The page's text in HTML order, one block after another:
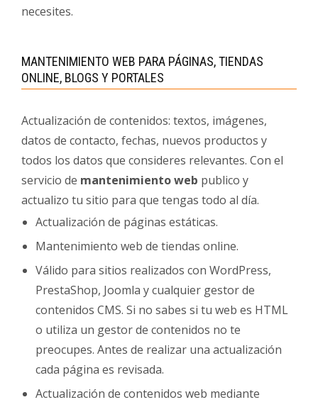
necesites.
MANTENIMIENTO WEB PARA PÁGINAS, TIENDAS
ONLINE, BLOGS Y PORTALES
Actualización de contenidos: textos, imágenes,
datos de contacto, fechas, nuevos productos y
todos los datos que consideres relevantes. Con el
servicio de mantenimiento web publico y
actualizo tu sitio para que tengas todo al día.
Actualización de páginas estáticas.
Mantenimiento web de tiendas online.
Válido para sitios realizados con WordPress,
PrestaShop, Joomla y cualquier gestor de
contenidos CMS. Si no sabes si tu web es HTML
o utiliza un gestor de contenidos no te
preocupes. Antes de realizar una actualización
cada página es revisada.
Actualización de contenidos web mediante